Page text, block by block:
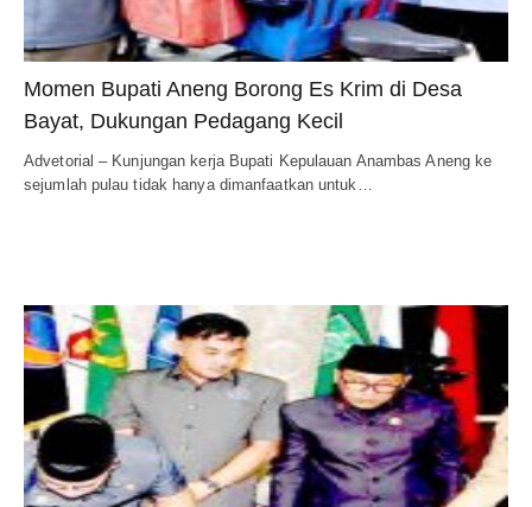
Momen Bupati Aneng Borong Es Krim di Desa
Bayat, Dukungan Pedagang Kecil
Advetorial – Kunjungan kerja Bupati Kepulauan Anambas Aneng ke
sejumlah pulau tidak hanya dimanfaatkan untuk…